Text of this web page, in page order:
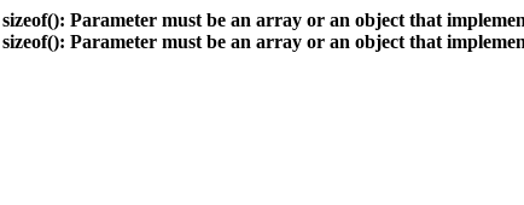
sizeof(): Parameter must be an array or an object that
sizeof(): Parameter must be an array or an object that